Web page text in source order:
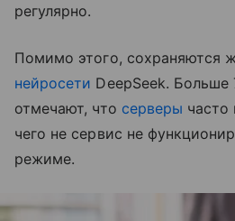
регулярно.
Помимо этого, сохраняются
нейросети DeepSeek. Больше
отмечают, что серверы часто
чего не сервис не
режиме.